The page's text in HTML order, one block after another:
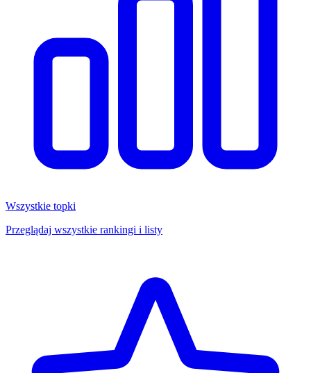
Wszystkie topki
Przeglądaj wszystkie rankingi i listy